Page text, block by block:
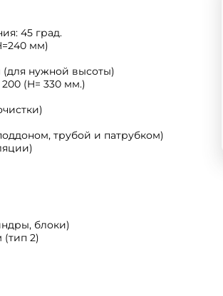
45 град.
мм)
(для нужной высоты)
(H= 330 мм.)
трубой и патрубком)
блоки)
(тип 2)